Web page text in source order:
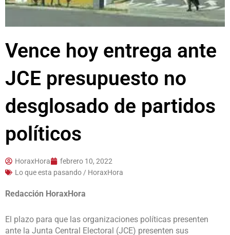
Vence hoy entrega ante
JCE presupuesto no
desglosado de partidos
políticos
HoraxHora
febrero 10, 2022
Lo que esta pasando / HoraxHora
Redacción HoraxHora
El plazo para que las organizaciones políticas presenten
ante la Junta Central Electoral (JCE) presenten sus